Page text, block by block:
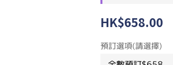
HK$658.00
預訂選項(請選擇)